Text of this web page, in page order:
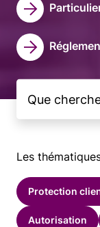
Les
Protection
Autorisation